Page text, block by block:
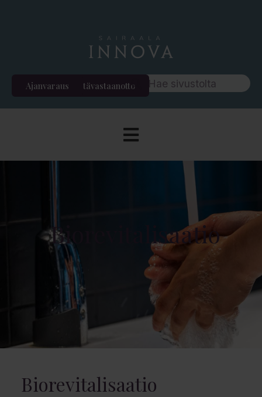
Etävastaanotto
Ajanvaraus
Biorevitalisaatio
Biorevitalisaatio